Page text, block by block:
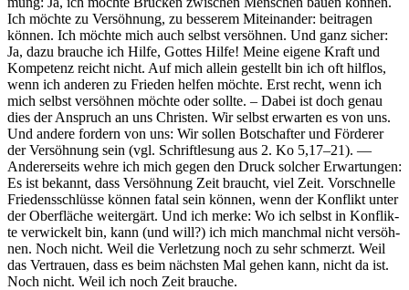
Ich möchte zu Ver­söh­nung, zu besserem Miteinan­der: beitra­gen
kön­nen. Ich möchte mich auch selb­st ver­söh­nen. Und ganz sich­er:
Ja, dazu brauche ich Hil­fe, Gottes Hil­fe! Meine eigene Kraft und
Kom­pe­tenz reicht nicht. Auf mich allein gestellt bin ich oft hil­f­los,
wenn ich anderen zu Frieden helfen möchte. Erst recht, wenn ich
mich selb­st ver­söh­nen möchte oder sollte. – Dabei ist doch genau
dies der Anspruch an uns Chris­ten. Wir selb­st erwarten es von uns.
Und andere fordern von uns: Wir sollen Botschafter und Förder­er
der Ver­söh­nung sein (vgl. Schriftle­sung aus 2. Ko 5,17–21). —
Ander­er­seits wehre ich mich gegen den Druck solch­er Erwartun­gen:
Es ist bekan­nt, dass Ver­söh­nung Zeit braucht, viel Zeit. Vorschnelle
Friedenss­chlüsse kön­nen fatal sein kön­nen, wenn der Kon­flikt unter
der Ober­fläche weit­ergärt. Und ich merke: Wo ich selb­st in Kon­flik­
te ver­wick­elt bin, kann (und will?) ich mich manch­mal nicht ver­söh­
nen. Noch nicht. Weil die Ver­let­zung noch zu sehr schmerzt. Weil
das Ver­trauen, dass es beim näch­sten Mal gehen kann, nicht da ist.
Noch nicht. Weil ich noch Zeit brauche.